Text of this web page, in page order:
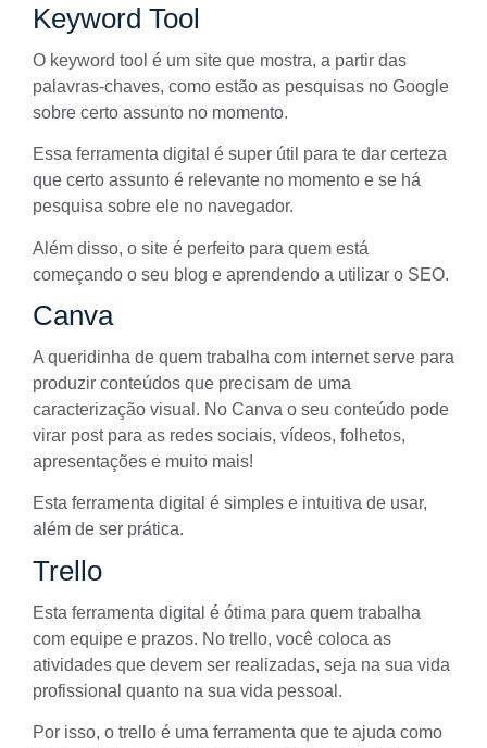
Keyword Tool
O keyword tool é um site que mostra, a partir das
palavras-chaves, como estão as pesquisas no Google
sobre certo assunto no momento.
Essa ferramenta digital é super útil para te dar certeza
que certo assunto é relevante no momento e se há
pesquisa sobre ele no navegador.
Além disso, o site é perfeito para quem está
começando o seu blog e aprendendo a utilizar o SEO.
Canva
A queridinha de quem trabalha com internet serve para
produzir conteúdos que precisam de uma
caracterização visual. No Canva o seu conteúdo pode
virar post para as redes sociais, vídeos, folhetos,
apresentações e muito mais!
Esta ferramenta digital é simples e intuitiva de usar,
além de ser prática.
Trello
Esta ferramenta digital é ótima para quem trabalha
com equipe e prazos. No trello, você coloca as
atividades que devem ser realizadas, seja na sua vida
profissional quanto na sua vida pessoal.
Por isso, o trello é uma ferramenta que te ajuda como